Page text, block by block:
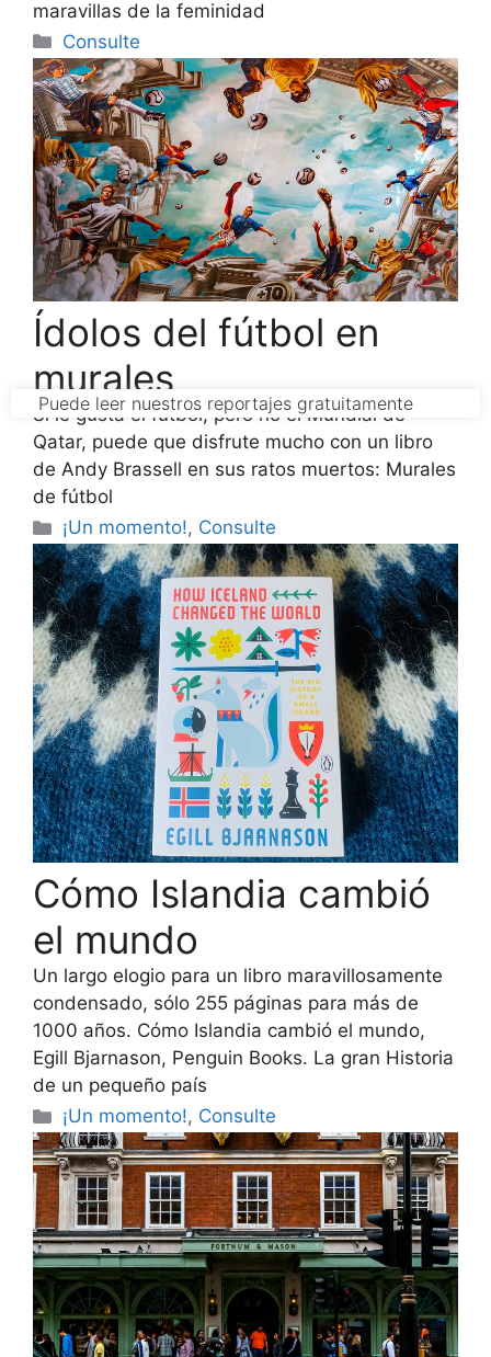
maravillas de la feminidad
Categorías
Consulte
Ídolos del fútbol en
murales
Si le gusta el fútbol, pero no el Mundial de
Qatar, puede que disfrute mucho con un libro
de Andy Brassell en sus ratos muertos: Murales
de fútbol
Categorías
¡Un momento!, Consulte
Cómo Islandia cambió
el mundo
Un largo elogio para un libro maravillosamente
condensado, sólo 255 páginas para más de
1000 años. Cómo Islandia cambió el mundo,
Egill Bjarnason, Penguin Books. La gran Historia
de un pequeño país
Categorías
¡Un momento!, Consulte